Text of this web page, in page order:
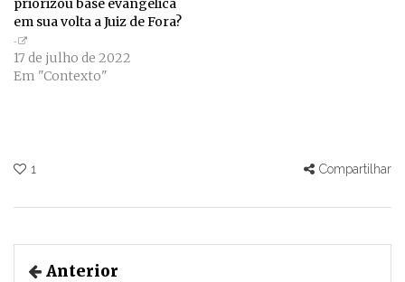
priorizou base evangélica
em sua volta a Juiz de Fora?
17 de julho de 2022
Em "Contexto"
1 Compartilhar
Anterior